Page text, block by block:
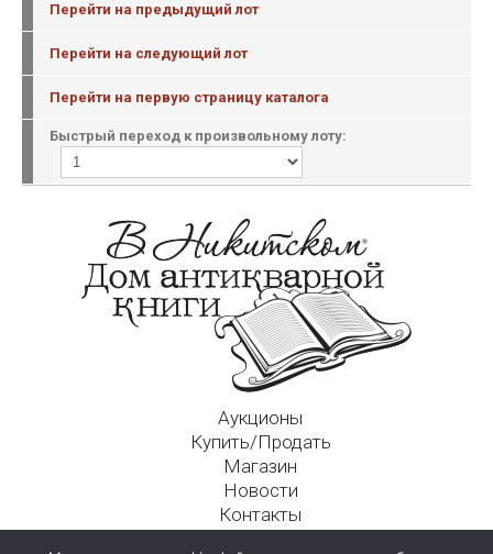
Перейти на предыдущий лот
Перейти на следующий лот
Перейти на первую страницу каталога
Быстрый переход к произвольному лоту:
Аукционы
Купить/Продать
Магазин
Новости
Контакты